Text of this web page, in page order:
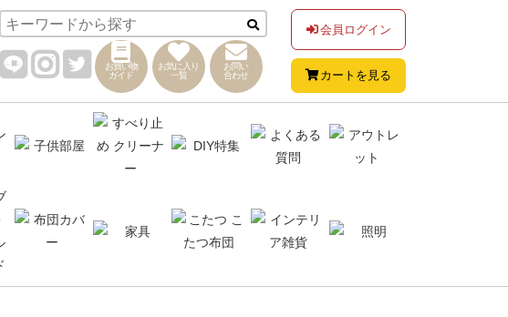
お買い物
ガイド
お気に入り
一覧
お問い
合わせ
会員ログイン
カートを見る